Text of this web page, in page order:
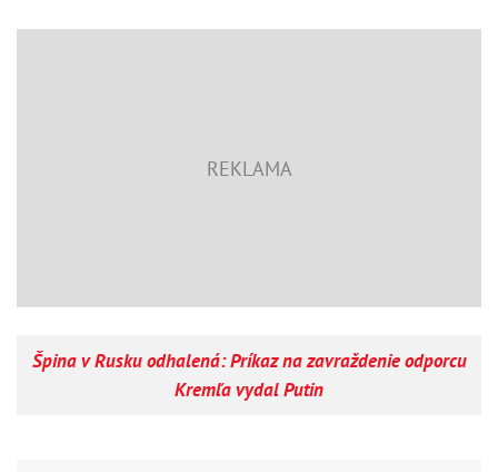
Špina v Rusku odhalená: Príkaz na zavraždenie odporcu
Kremľa vydal Putin